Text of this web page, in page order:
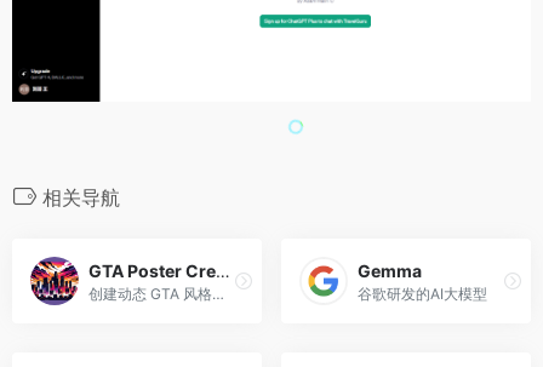
相关导航
GTA Poster Creator
创建动态 GTA 风格的海报
Gemma
谷歌研发的AI大模型